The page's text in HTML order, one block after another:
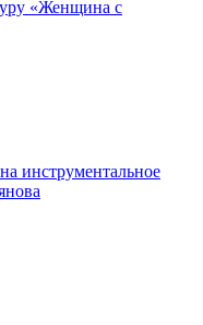
«Женщина с
инструментальное